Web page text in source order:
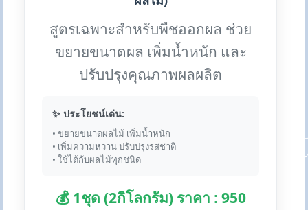
สูตรเฉพาะสำหรับพืชออกผล ช่วย
ขยายขนาดผล เพิ่มน้ำหนัก และ
ปรับปรุงคุณภาพผลผลิต
✨ ประโยชน์เด่น:
• ขยายขนาดผลไม้ เพิ่มน้ำหนัก
• เพิ่มความหวาน ปรับปรุงรสชาติ
• ใช้ได้กับผลไม้ทุกชนิด
💰 1ชุด (2กิโลกรัม) ราคา : 950